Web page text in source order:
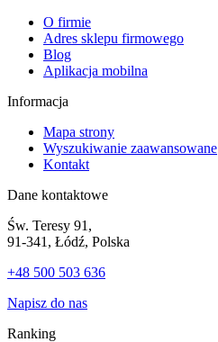
O firmie
Adres sklepu firmowego
Blog
Aplikacja mobilna
Informacja
Mapa strony
Wyszukiwanie zaawansowane
Kontakt
Dane kontaktowe
Św. Teresy 91,
91-341, Łódź, Polska
+48 500 503 636
Napisz do nas
Ranking